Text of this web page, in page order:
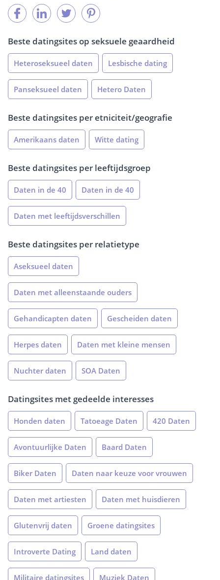
Beste datingsites op seksuele geaardheid
Heteroseksueel daten Lesbische dating
Panseksueel daten Hetero Daten
Beste datingsites per etniciteit/geografie
Amerikaans daten Witte dating
Beste datingsites per leeftijdsgroep
Daten in de 40 Daten in de 40
Daten met leeftijdsverschillen
Beste datingsites per relatietype
Aseksueel daten
Daten met alleenstaande ouders
Gehandicapten daten Gescheiden daten
Herpes daten Daten met kleine mensen
Nuchter daten SOA Daten
Datingsites met gedeelde interesses
Honden daten Tatoeage Daten 420 Daten
Avontuurlijke Daten Baard Daten
Biker Daten Daten naar keuze voor vrouwen
Daten met artiesten Daten met huisdieren
Glutenvrij daten Groene datingsites
Introverte Dating Land daten
Militaire datingsites Muziek Daten